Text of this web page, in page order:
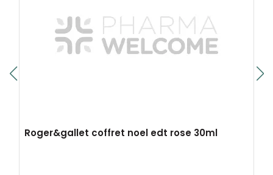
Roger&gallet coffret noel edt rose 30ml